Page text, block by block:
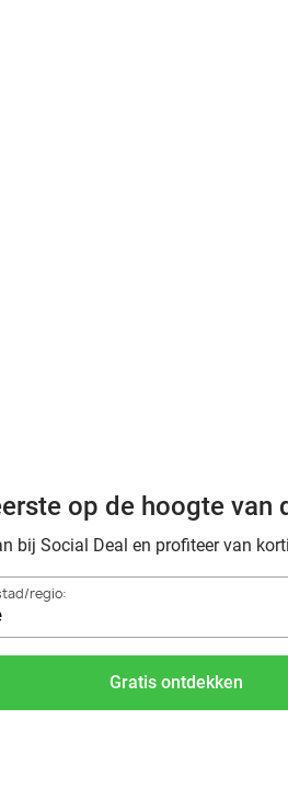
op de hoogte van
bij Social Deal en profiteer van
regio:
Gratis ontdekken
op Social Deal. Je vindt hier
hier per provincie het royale
via Social Deal.
buurt van de Betuwe. Ga
(2 uur) + sokken +